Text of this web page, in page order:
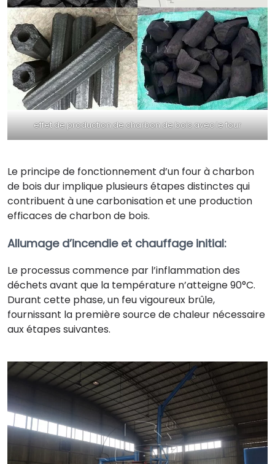
effet de production de charbon de bois avec le four
Le principe de fonctionnement d’un four à charbon
de bois dur implique plusieurs étapes distinctes qui
contribuent à une carbonisation et une production
efficaces de charbon de bois.
Allumage d’incendie et chauffage initial:
Le processus commence par l’inflammation des
déchets avant que la température n’atteigne 90°C.
Durant cette phase, un feu vigoureux brûle,
fournissant la première source de chaleur nécessaire
aux étapes suivantes.